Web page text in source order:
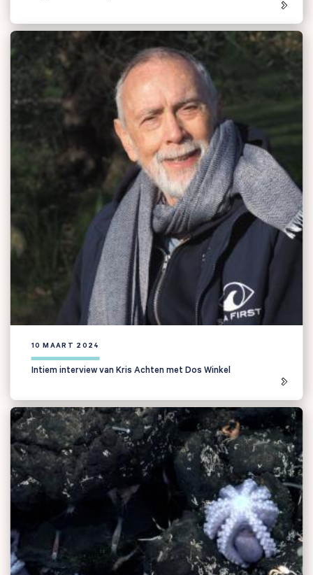
10 MAART 2024
Intiem interview van Kris Achten met Dos Winkel